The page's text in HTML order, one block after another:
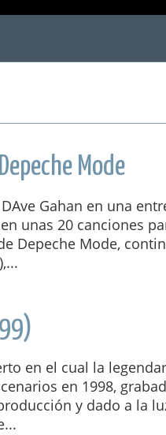
Mode
Gahan en una
unas 20 canciones
Depeche Mode,
en el cual la
en 1998,
y dado a la